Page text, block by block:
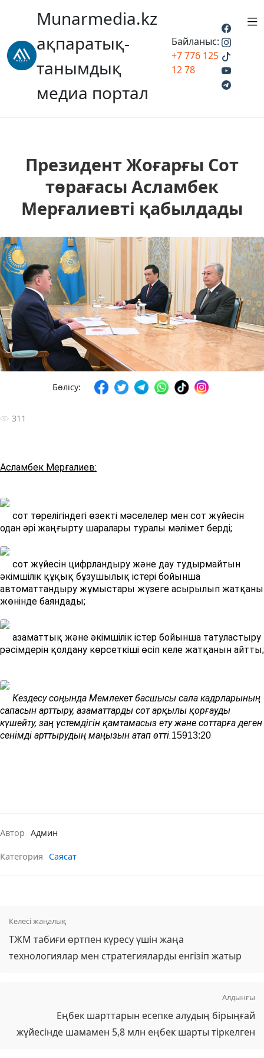
Munarmedia.kz
ақпаратық-
танымдық
медиа портал
Байланыс:
+7 776 125
12 78
Президент Жоғарғы Сот
төрағасы Асламбек
Мерғалиевті қабылдады
Бөлісу:
311
Асламбек Мерғалиев:
сот төрелігіндегі өзекті мәселелер мен сот жүйесін
одан әрі жаңғырту шаралары туралы мәлімет берді;
сот жүйесін цифрландыру және дау тудырмайтын
әкімшілік құқық бұзушылық істері бойынша
автоматтандыру жұмыстары жүзеге асырылып жатқаны
жөнінде баяндады;
азаматтық және әкімшілік істер бойынша татуластыру
рәсімдерін қолдану көрсеткіші өсіп келе жатқанын айтты;
Кездесу соңында Мемлекет басшысы сала кадрларының
сапасын арттыру, азаматтарды сот арқылы қорғауды
күшейту, заң үстемдігін қамтамасыз ету және соттарға деген
сенімді арттырудың маңызын атап өтті.15913:20
Автор Админ
Категория Саясат
Келесі жаңалық
ТЖМ табиғи өртпен күресу үшін жаңа
технологиялар мен стратегияларды енгізіп жатыр
Алдынғы
Еңбек шарттарын есепке алудың бірыңғай
жүйесінде шамамен 5,8 млн еңбек шарты тіркелген